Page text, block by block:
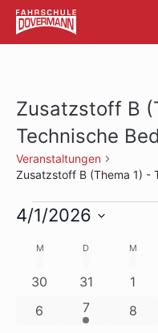
Zusatzstoff B
Technische
Veranstaltungen
Zusatzstoff B (Thema 1) -
4/1/2026
wählen.
Kalender
von
M D DIENSTAGM
0
Veranstaltungen
30
0
31
0
1
0
6
1
Veranstaltung
7
0
8